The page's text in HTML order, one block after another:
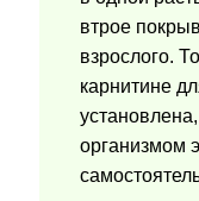
втрое
взрослого.
карнитине
организмом